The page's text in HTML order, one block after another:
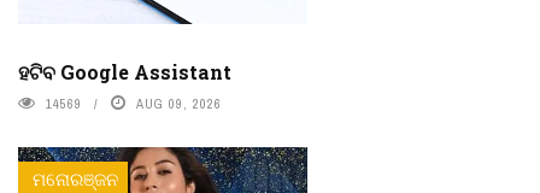
ହଟିବ Google Assistant
14569 AUG 09, 2026
ମନୋରଞ୍ଜନ